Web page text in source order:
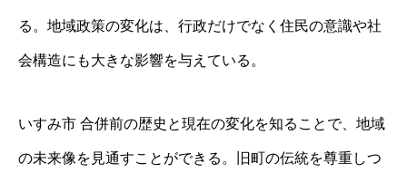
る。地域政策の変化は、行政だけでなく住民の意識や社
会構造にも大きな影響を与えている。
いすみ市 合併前の歴史と現在の変化を知ることで、地域
の未来像を見通すことができる。旧町の伝統を尊重しつ